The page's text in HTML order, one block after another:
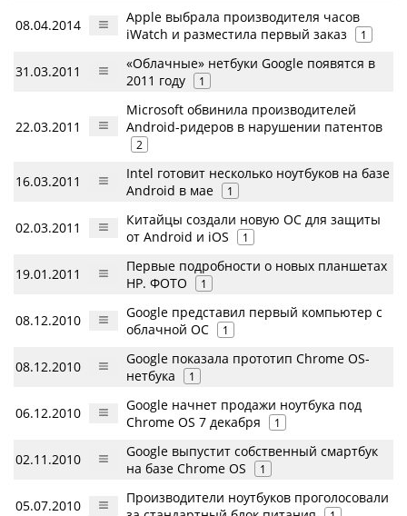
08.04.2014
Apple выбрала производителя часов
iWatch и разместила первый заказ
1
31.03.2011
«Облачные» нетбуки Google появятся в
2011 году
1
22.03.2011
Microsoft обвинила производителей
Android-ридеров в нарушении патентов
2
16.03.2011
Intel готовит несколько ноутбуков на базе
Android в мае
1
02.03.2011
Китайцы создали новую ОС для защиты
от Android и iOS
1
19.01.2011
Первые подробности о новых планшетах
HP. ФОТО
1
08.12.2010
Google представил первый компьютер с
облачной ОС
1
08.12.2010
Google показала прототип Chrome OS-
нетбука
1
06.12.2010
Google начнет продажи ноутбука под
Chrome OS 7 декабря
1
02.11.2010
Google выпустит собственный смартбук
на базе Chrome OS
1
05.07.2010
Производители ноутбуков проголосовали